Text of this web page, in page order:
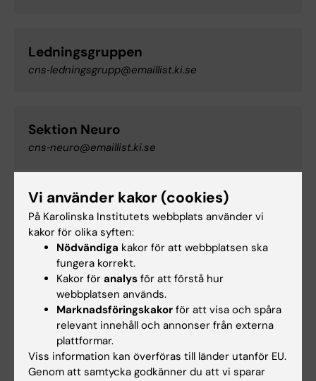
Ledningsgruppen
cns‑ledningsgrupp@emaillist.ki.se
Sektion Neuro
cns‑neuro@emaillist.ki.se
Sektion Försäkringsmedicin
cns‑shol‑korridor@emaillist.ki.se
Ansvarig:christian.dalin@ki.se
Hade du nytta av informationen på denna sida?
Yes
No
Vi använder kakor (cookies)
På Karolinska Institutets webbplats använder vi
kakor för olika syften:
Nödvändiga kakor för att webbplatsen ska
fungera korrekt.
Kakor för analys för att förstå hur
webbplatsen används.
Marknadsföringskakor för att visa och spåra
relevant innehåll och annonser från externa
plattformar.
Viss information kan överföras till länder utanför EU.
Genom att samtycka godkänner du att vi sparar